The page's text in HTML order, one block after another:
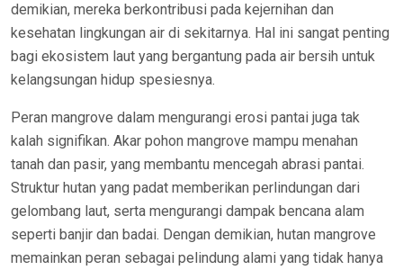
demikian, mereka berkontribusi pada kejernihan dan
kesehatan lingkungan air di sekitarnya. Hal ini sangat penting
bagi ekosistem laut yang bergantung pada air bersih untuk
kelangsungan hidup spesiesnya.
Peran mangrove dalam mengurangi erosi pantai juga tak
kalah signifikan. Akar pohon mangrove mampu menahan
tanah dan pasir, yang membantu mencegah abrasi pantai.
Struktur hutan yang padat memberikan perlindungan dari
gelombang laut, serta mengurangi dampak bencana alam
seperti banjir dan badai. Dengan demikian, hutan mangrove
memainkan peran sebagai pelindung alami yang tidak hanya